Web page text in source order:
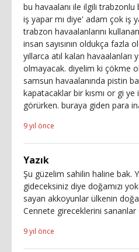
bu havaalanı ile ilgili
iş yapar mı diye' adam çok iş
trabzon havaalanlarını
insan sayısının oldukça fazla
yıllarca atıl kalan havaalanları
olmayacak. diyelim ki çökme
samsun havaalanında pistin
kapatacaklar bir kısmı or gi
görürken. buraya giden para
9 yıl önce
Yazık
Şu güzelim sahilin haline bak.
gideceksiniz diye doğamızı
sayan akkoyunlar ülkenin
Cennete gireceklerini sananlar
9 yıl önce